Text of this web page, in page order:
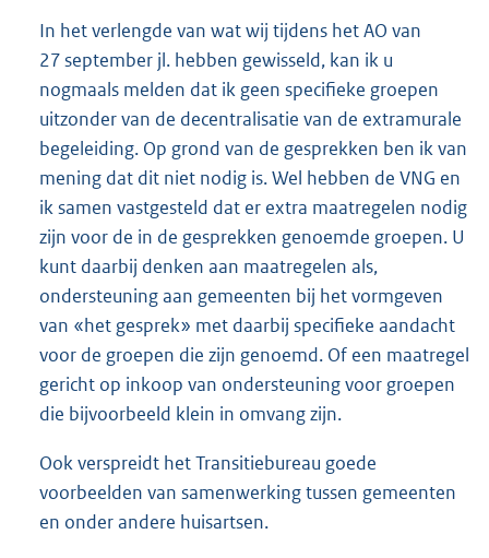
In het verlengde van wat wij tijdens het AO van
27 september jl. hebben gewisseld, kan ik u
nogmaals melden dat ik geen specifieke groepen
uitzonder van de decentralisatie van de extramurale
begeleiding. Op grond van de gesprekken ben ik van
mening dat dit niet nodig is. Wel hebben de VNG en
ik samen vastgesteld dat er extra maatregelen nodig
zijn voor de in de gesprekken genoemde groepen. U
kunt daarbij denken aan maatregelen als,
ondersteuning aan gemeenten bij het vormgeven
van «het gesprek» met daarbij specifieke aandacht
voor de groepen die zijn genoemd. Of een maatregel
gericht op inkoop van ondersteuning voor groepen
die bijvoorbeeld klein in omvang zijn.
Ook verspreidt het Transitiebureau goede
voorbeelden van samenwerking tussen gemeenten
en onder andere huisartsen.